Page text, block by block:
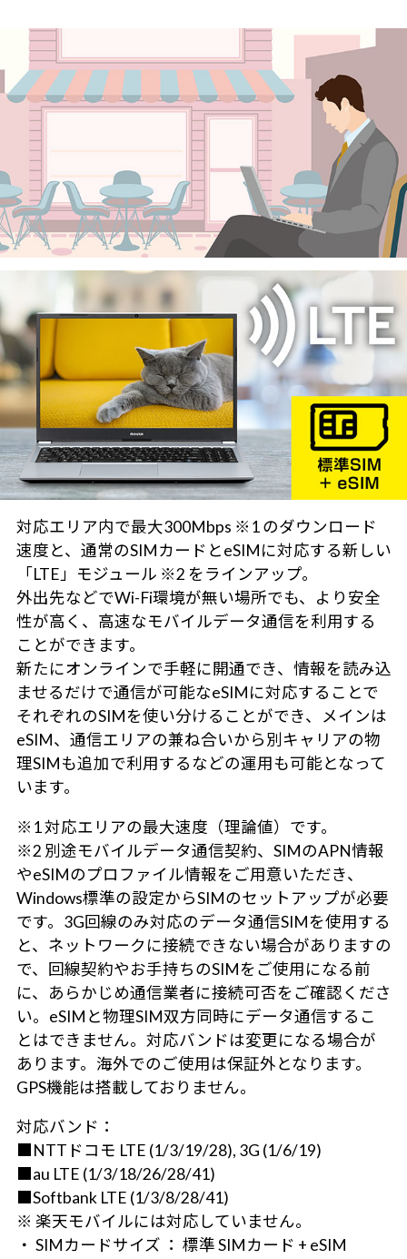
対応エリア内で最大300Mbps ※1 のダウンロード
速度と、通常のSIMカードとeSIMに対応する新しい
「LTE」モジュール ※2 をラインアップ。
外出先などでWi-Fi環境が無い場所でも、より安全
性が高く、高速なモバイルデータ通信を利用する
ことができます。
新たにオンラインで手軽に開通でき、情報を読み込
ませるだけで通信が可能なeSIMに対応することで
それぞれのSIMを使い分けることができ、メインは
eSIM、通信エリアの兼ね合いから別キャリアの物
理SIMも追加で利用するなどの運用も可能となって
います。
※1 対応エリアの最大速度（理論値）です。
※2 別途モバイルデータ通信契約、SIMのAPN情報
やeSIMのプロファイル情報をご用意いただき、
Windows標準の設定からSIMのセットアップが必要
です。3G回線のみ対応のデータ通信SIMを使用する
と、ネットワークに接続できない場合がありますの
で、回線契約やお手持ちのSIMをご使用になる前
に、あらかじめ通信業者に接続可否をご確認くださ
い。eSIMと物理SIM双方同時にデータ通信するこ
とはできません。対応バンドは変更になる場合が
あります。海外でのご使用は保証外となります。
GPS機能は搭載しておりません。
対応バンド：
■NTTドコモ LTE (1/3/19/28), 3G (1/6/19)
■au LTE (1/3/18/26/28/41)
■Softbank LTE (1/3/8/28/41)
※ 楽天モバイルには対応していません。
・ SIMカードサイズ ： 標準 SIMカード + eSIM